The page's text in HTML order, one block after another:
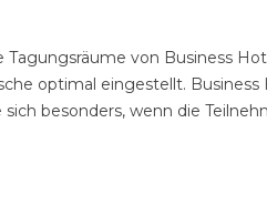
von Business
optimal eingestellt.
besonders, wenn die